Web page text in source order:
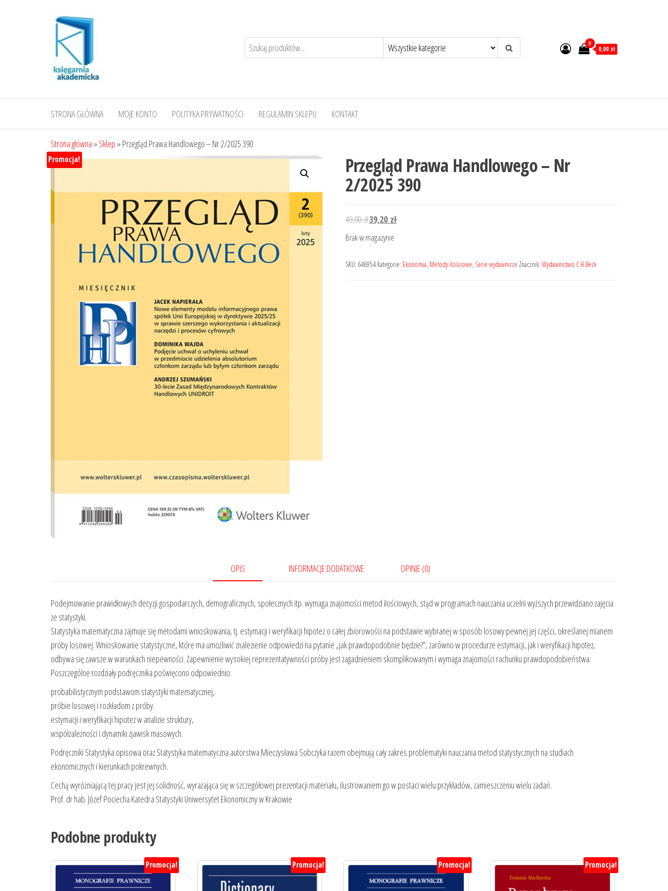
0
0,00 zł
STRONA GŁÓWNA MOJE KONTO POLITYKA PRYWATNOŚCI REGULAMIN SKLEPU KONTAKT
Strona główna » Sklep » Przegląd Prawa Handlowego – Nr 2/2025 390
Promocja! Przegląd Prawa Handlowego – Nr
2/2025 390
49,00złPierwotna
wynosiła:
49,00 zł.
39,20 złAktualna
39,20 zł.
Brak w magazynie
SKU: 646954 Kategorie: Ekonomia, Metody ilościowe, Serie wydawnicze Znacznik: Wydawnictwo C.H.Beck
OPIS INFORMACJE DODATKOWE OPINIE (0)
Podejmowanie prawidłowych decyzji gospodarczych, demograficznych, społecznych itp. wymaga znajomości metod ilościowych, stąd w programach nauczania uczelni wyższych przewidziano zajęcia
ze statystyki.
Statystyka matematyczna zajmuje się metodami wnioskowania, tj. estymacji i weryfikacji hipotez o całej zbiorowości na podstawie wybranej w sposób losowy pewnej jej części, określanej mianem
próby losowej. Wnioskowanie statystyczne, które ma umożliwić znalezienie odpowiedzi na pytanie „jak prawdopodobnie będzie?”, zarówno w procedurze estymacji, jak i weryfikacji hipotez,
odbywa się zawsze w warunkach niepewności. Zapewnienie wysokiej reprezentatywności próby jest zagadnieniem skomplikowanym i wymaga znajomości rachunku prawdopodobieństwa.
Poszczególne rozdziały podręcznika poświęcono odpowiednio:
probabilistycznym podstawom statystyki matematycznej,
próbie losowej i rozkładom z próby.
estymacji i weryfikacji hipotez w analizie struktury,
współzależności i dynamiki zjawisk masowych.
Podręczniki Statystyka opisowa oraz Statystyka matematyczna autorstwa Mieczysława Sobczyka razem obejmują cały zakres problematyki nauczania metod statystycznych na studiach
ekonomicznych i kierunkach pokrewnych.
Cechą wyróżniającą tej pracy jest jej solidność, wyrażająca się w szczegółowej prezentacji materiału, ilustrowaniem go w postaci wielu przykładów, zamieszczeniu wielu zadań.
Prof. dr hab. Józef Pociecha Katedra Statystyki Uniwersytet Ekonomiczny w Krakowie
Podobne produkty
Promocja! Promocja! Promocja! Promocja!